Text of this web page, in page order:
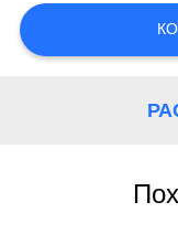
ЗАПРОС